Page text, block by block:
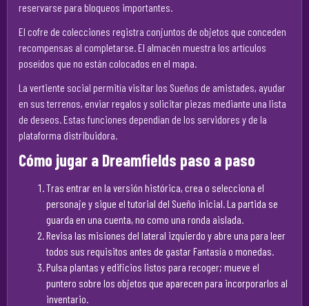
reservarse para bloqueos importantes.
El cofre de colecciones registra conjuntos de objetos que conceden
recompensas al completarse. El almacén muestra los artículos
poseídos que no están colocados en el mapa.
La vertiente social permitía visitar los Sueños de amistades, ayudar
en sus terrenos, enviar regalos y solicitar piezas mediante una lista
de deseos. Estas funciones dependían de los servidores y de la
plataforma distribuidora.
Cómo jugar a Dreamfields paso a paso
Tras entrar en la versión histórica, crea o selecciona el
personaje y sigue el tutorial del Sueño inicial. La partida se
guarda en una cuenta, no como una ronda aislada.
Revisa las misiones del lateral izquierdo y abre una para leer
todos sus requisitos antes de gastar Fantasía o monedas.
Pulsa plantas y edificios listos para recoger; mueve el
puntero sobre los objetos que aparecen para incorporarlos al
inventario.